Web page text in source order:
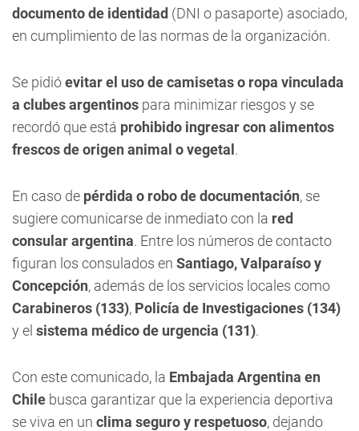
documento de identidad (DNI o pasaporte) asociado,
en cumplimiento de las normas de la organización.
Se pidióevitar el uso de camisetas o ropa vinculada
a clubes argentinos para minimizar riesgos y se
recordó que está prohibido ingresar con alimentos
frescos de origen animal o vegetal .
En caso de pérdida o robo de documentación, se
sugiere comunicarse de inmediato con la red
consular argentina. Entre los números de contacto
figuran los consulados en Santiago, Valparaíso y
Concepción, además de los servicios locales como
Carabineros (133), Policía de Investigaciones (134)
y el sistema médico de urgencia (131).
Con este comunicado, la Embajada Argentina en
Chile busca garantizar que la experiencia deportiva
se viva en un clima seguro y respetuoso, dejando